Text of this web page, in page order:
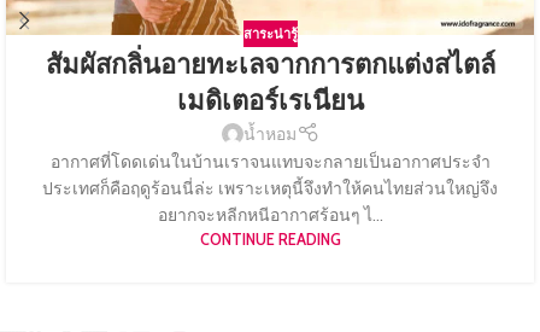
สาระน่ารู้
สัมผัสกลิ่นอายทะเลจากการตกแต่งสไตล์
เมดิเตอร์เรเนียน
น้ำหอม
อากาศที่โดดเด่นในบ้านเราจนแทบจะกลายเป็นอากาศประจำ
ประเทศก็คือฤดูร้อนนี่ล่ะ เพราะเหตุนี้จึงทำให้คนไทยส่วนใหญ่จึง
อยากจะหลีกหนีอากาศร้อนๆ ไ...
CONTINUE READING